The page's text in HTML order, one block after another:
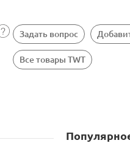
Задать вопрос
Все товары TWT